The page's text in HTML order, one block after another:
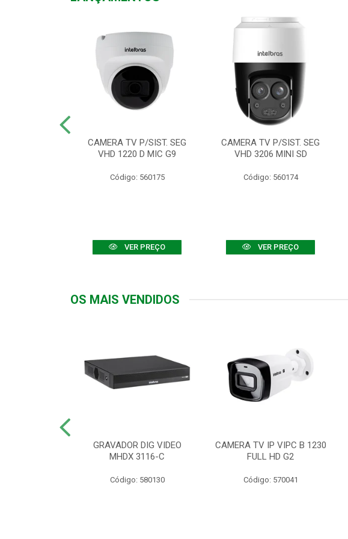
CAMERA TV P/SIST. SEG
VHD 1220 D MIC G9
Código: 560175
VER PREÇO
CAMERA TV P/SIST. SEG
VHD 3206 MINI SD
Código: 560174
VER PREÇO
OS MAIS VENDIDOS
GRAVADOR DIG VIDEO
MHDX 3116-C
Código: 580130
CAMERA TV IP VIPC B 1230
FULL HD G2
Código: 570041